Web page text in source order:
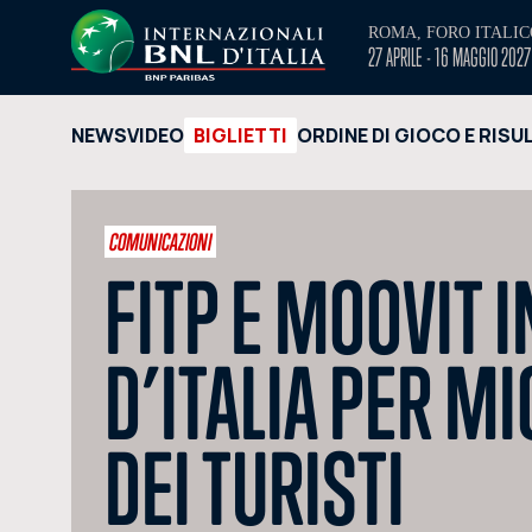
ROMA, FORO
27 APRILE - 16 MAGGIO 2027
NEWSVIDEO BIGLIETTI ORDINE DI GIOCO E
COMUNICAZIONI
FITP E MOOVIT
D’ITALIA PER
DEI TURISTI